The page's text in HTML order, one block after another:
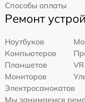
Способы оплаты
Ремонт
Ноутбуков
Компьютеров
Планшетов
Мониторов
Электросамокатов
Мы занимаемся